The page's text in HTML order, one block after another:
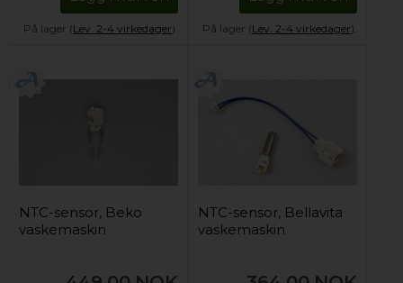
På lager (Lev. 2-4 virkedager). På lager (Lev. 2-4 virkedager).
NTC-sensor, Beko
vaskemaskin
NTC-sensor, Bellavita
vaskemaskin